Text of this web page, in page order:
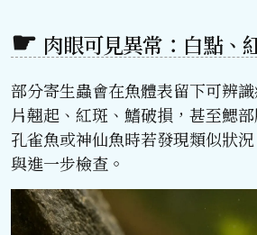
肉眼可見異常：白點、
部分寄生蟲會在魚體表留下可辨
片翹起、紅斑、鰭破損，甚至鰓
孔雀魚或神仙魚時若發現類似狀
與進一步檢查。